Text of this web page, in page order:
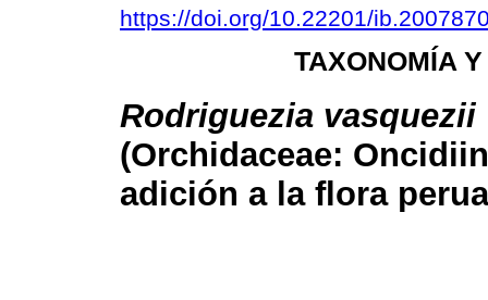
https://doi.org/10.22201/
TAXONOMÍA
Rodriguezia vasquezii
(Orchidaceae:
adición a la flora